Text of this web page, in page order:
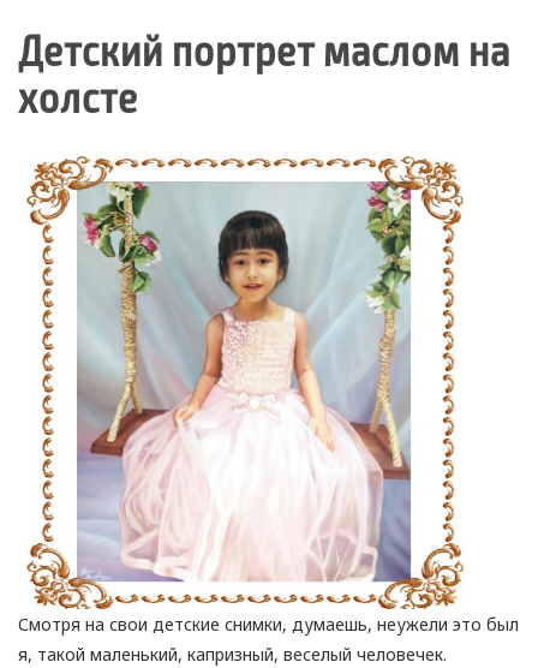
Детский портрет маслом на
холсте
Смотря на свои детские снимки, думаешь, неужели это был
я, такой маленький, капризный, веселый человечек.